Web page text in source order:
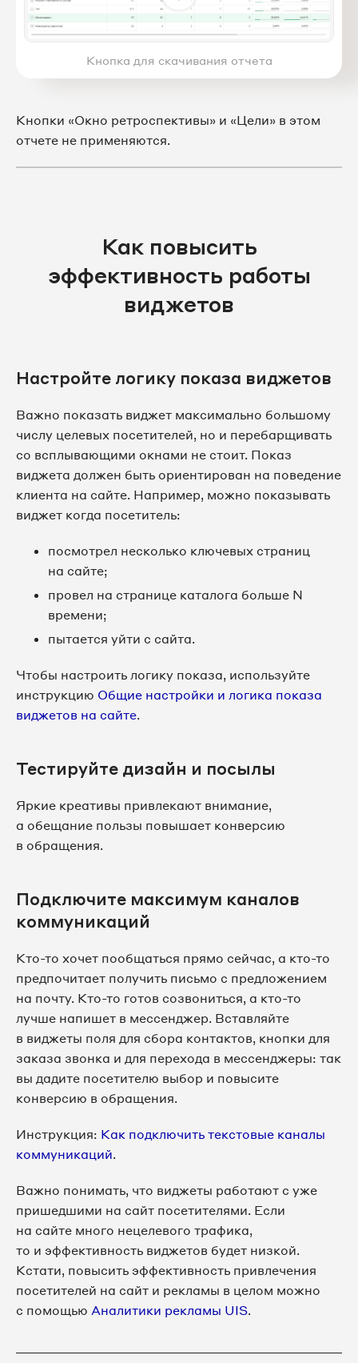
Кнопка для скачивания отчета
Кнопки «Окно ретроспективы» и «Цели» в этом
отчете не применяются.
Как повысить
эффективность работы
виджетов
Настройте логику показа виджетов
Важно показать виджет максимально большому
числу целевых посетителей, но и перебарщивать
со всплывающими окнами не стоит. Показ
виджета должен быть ориентирован на поведение
клиента на сайте. Например, можно показывать
виджет когда посетитель:
посмотрел несколько ключевых страниц
на сайте;
провел на странице каталога больше N
времени;
пытается уйти с сайта.
Чтобы настроить логику показа, используйте
инструкцию Общие настройки и логика показа
виджетов на сайте.
Тестируйте дизайн и посылы
Яркие креативы привлекают внимание,
а обещание пользы повышает конверсию
в обращения.
Подключите максимум каналов
коммуникаций
Кто-то хочет пообщаться прямо сейчас, а кто-то
предпочитает получить письмо с предложением
на почту. Кто-то готов созвониться, а кто-то
лучше напишет в мессенджер. Вставляйте
в виджеты поля для сбора контактов, кнопки для
заказа звонка и для перехода в мессенджеры: так
вы дадите посетителю выбор и повысите
конверсию в обращения.
Инструкция: Как подключить текстовые каналы
коммуникаций.
Важно понимать, что виджеты работают с уже
пришедшими на сайт посетителями. Если
на сайте много нецелевого трафика,
то и эффективность виджетов будет низкой.
Кстати, повысить эффективность привлечения
посетителей на сайт и рекламы в целом можно
с помощью Аналитики рекламы UIS.